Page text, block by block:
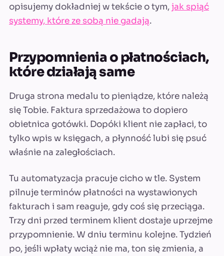
opisujemy dokładniej w tekście o tym,jak spiąć
systemy, które ze sobą nie gadają.
Przypomnienia o płatnościach,
które działają same
Druga strona medalu to pieniądze, które należą
się Tobie. Faktura sprzedażowa to dopiero
obietnica gotówki. Dopóki klient nie zapłaci, to
tylko wpis w księgach, a płynność lubi się psuć
właśnie na zaległościach.
Tu automatyzacja pracuje cicho w tle. System
pilnuje terminów płatności na wystawionych
fakturach i sam reaguje, gdy coś się przeciąga.
Trzy dni przed terminem klient dostaje uprzejme
przypomnienie. W dniu terminu kolejne. Tydzień
po, jeśli wpłaty wciąż nie ma, ton się zmienia, a